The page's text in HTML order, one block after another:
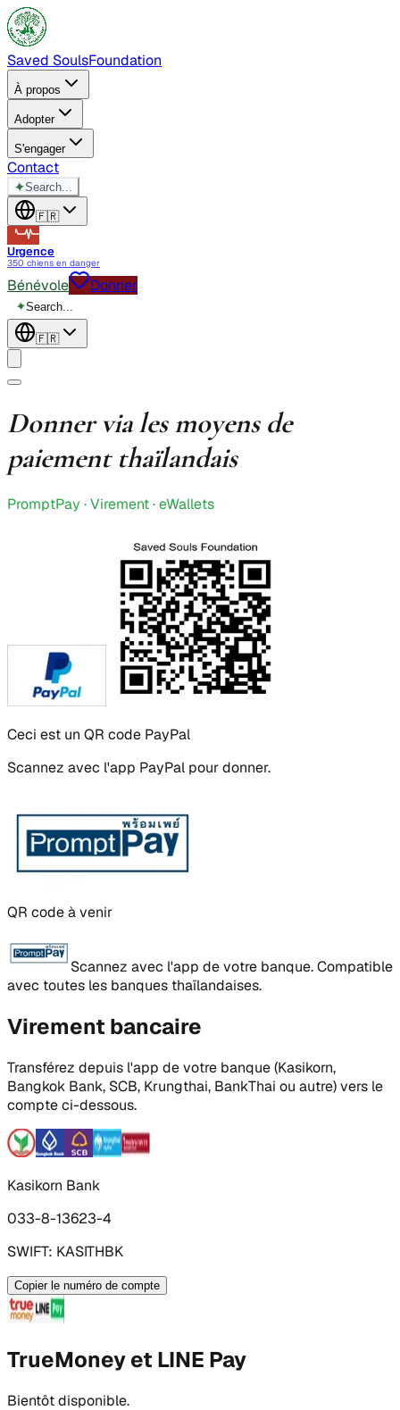
Saved SoulsFoundation
À propos
Adopter
S'engager
Contact
✦Search...
🇫🇷
Urgence
350 chiens en danger
Bénévole Donner
✦Search...
🇫🇷
Donner via les moyens de
paiement thaïlandais
PromptPay · Virement · eWallets
Ceci est un QR code PayPal
Scannez avec l'app PayPal pour donner.
QR code à venir
Scannez avec l'app de votre banque. Compatible
avec toutes les banques thaïlandaises.
Virement bancaire
Transférez depuis l'app de votre banque (Kasikorn,
Bangkok Bank, SCB, Krungthai, BankThai ou autre) vers le
compte ci-dessous.
Kasikorn Bank
033-8-13623-4
SWIFT: KASITHBK
Copier le numéro de compte
TrueMoney et LINE Pay
Bientôt disponible.